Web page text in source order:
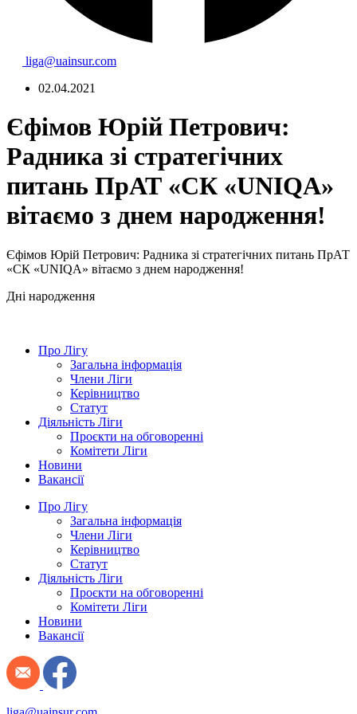
liga@uainsur.com
02.04.2021
Єфімов Юрій Петрович:
Радника зі стратегічних
питань ПрАТ «СК «UNIQA»
вітаємо з днем народження!
Єфімов Юрій Петрович: Радника зі стратегічних питань ПрАТ
«СК «UNIQA» вітаємо з днем народження!
Дні народження
Про Лігу
Загальна інформація
Члени Ліги
Керівництво
Статут
Діяльність Ліги
Проєкти на обговоренні
Комітети Ліги
Новини
Вакансії
Про Лігу
Загальна інформація
Члени Ліги
Керівництво
Статут
Діяльність Ліги
Проєкти на обговоренні
Комітети Ліги
Новини
Вакансії